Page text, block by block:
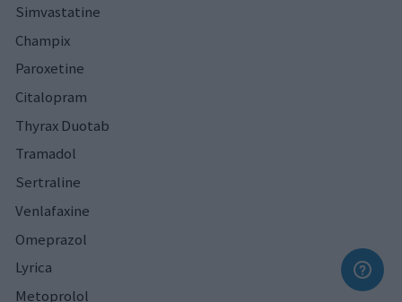
Simvastatine
Champix
Paroxetine
Citalopram
Thyrax Duotab
Tramadol
Sertraline
Venlafaxine
Omeprazol
Lyrica
Metoprolol